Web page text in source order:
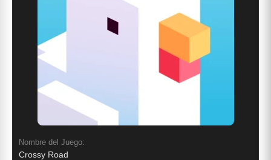
Nombre del Juego:
Crossy Road